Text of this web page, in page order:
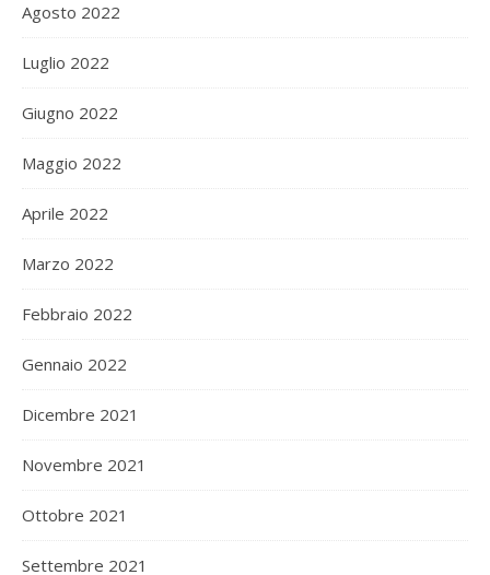
Agosto 2022
Luglio 2022
Giugno 2022
Maggio 2022
Aprile 2022
Marzo 2022
Febbraio 2022
Gennaio 2022
Dicembre 2021
Novembre 2021
Ottobre 2021
Settembre 2021